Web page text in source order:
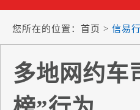
您所在的位置： 首页 > 信易行
多地网约车